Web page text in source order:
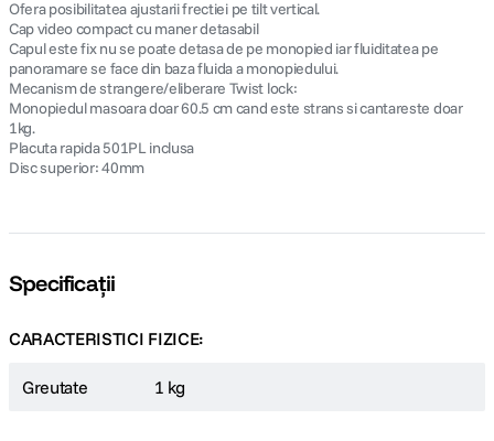
Ofera posibilitatea ajustarii frectiei pe tilt vertical.
Cap video compact cu maner detasabil
Capul este fix nu se poate detasa de pe monopied iar fluiditatea pe
panoramare se face din baza fluida a monopiedului.
Mecanism de strangere/eliberare Twist lock:
Monopiedul masoara doar 60.5 cm cand este strans si cantareste doar
1kg.
Placuta rapida 501PL inclusa
Disc superior: 40mm
Specificații
CARACTERISTICI FIZICE:
Greutate 1 kg